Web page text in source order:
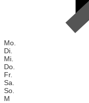
Mo.
Di.
Mi.
Do.
Fr.
Sa.
So.
M